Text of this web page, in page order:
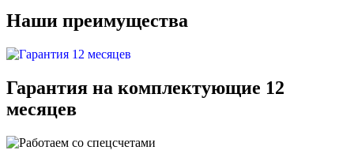
Наши преимущества
Гарантия на комплектующие 12
месяцев